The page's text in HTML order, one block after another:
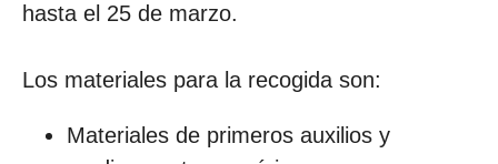
hasta el 25 de marzo.
Los materiales para la recogida son:
Materiales de primeros auxilios y